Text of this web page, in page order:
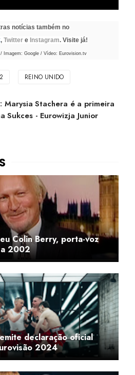
notícias também no
, Twitter e Instagram. Visite já!
Imagem: Google / Vídeo: Eurovision.tv
REINO UNIDO
Marysia Stachera é a primeira
Sukces - Eurowizja Junior
Colin Berry, porta-voz
2002
declaração oficial
2024